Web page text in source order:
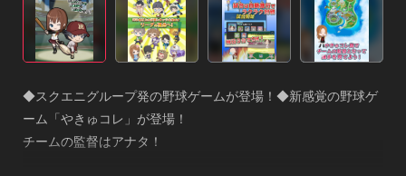
◆スクエニグループ発の野球ゲームが登場！◆新感覚の野球ゲ
ーム「やきゅコレ」が登場！
チームの監督はアナタ！